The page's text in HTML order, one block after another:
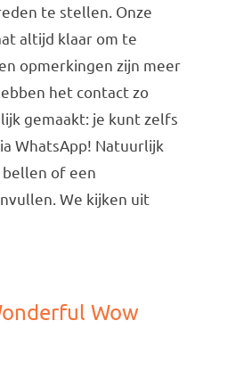
te stellen. Onze
altijd klaar om te
opmerkingen zijn meer
het contact zo
gemaakt: je kunt zelfs
WhatsApp! Natuurlijk
bellen of een
We kijken uit
Wow